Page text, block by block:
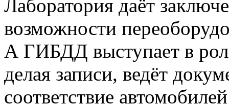
Лаборатория даёт
возможности
А ГИБДД выступает в
делая записи, ведёт
соответствие